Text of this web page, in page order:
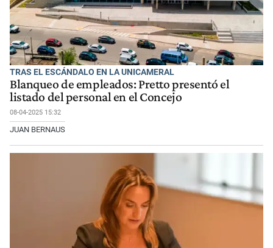
TRAS EL ESCÁNDALO EN LA UNICAMERAL
Blanqueo de empleados: Pretto presentó el
listado del personal en el Concejo
08-04-2025 15:32
JUAN BERNAUS